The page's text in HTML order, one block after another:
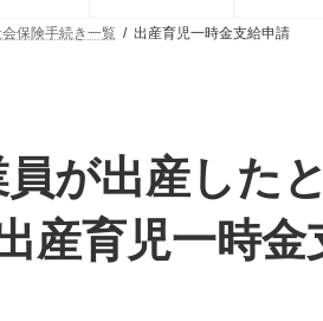
保険手続き一覧 出産育児一時金支給申請
が出産した
出産育児一時金